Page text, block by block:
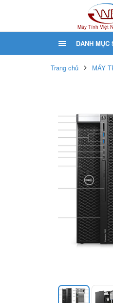
Máy Tính Việt
DANH MỤC
Trang chủ MÁY